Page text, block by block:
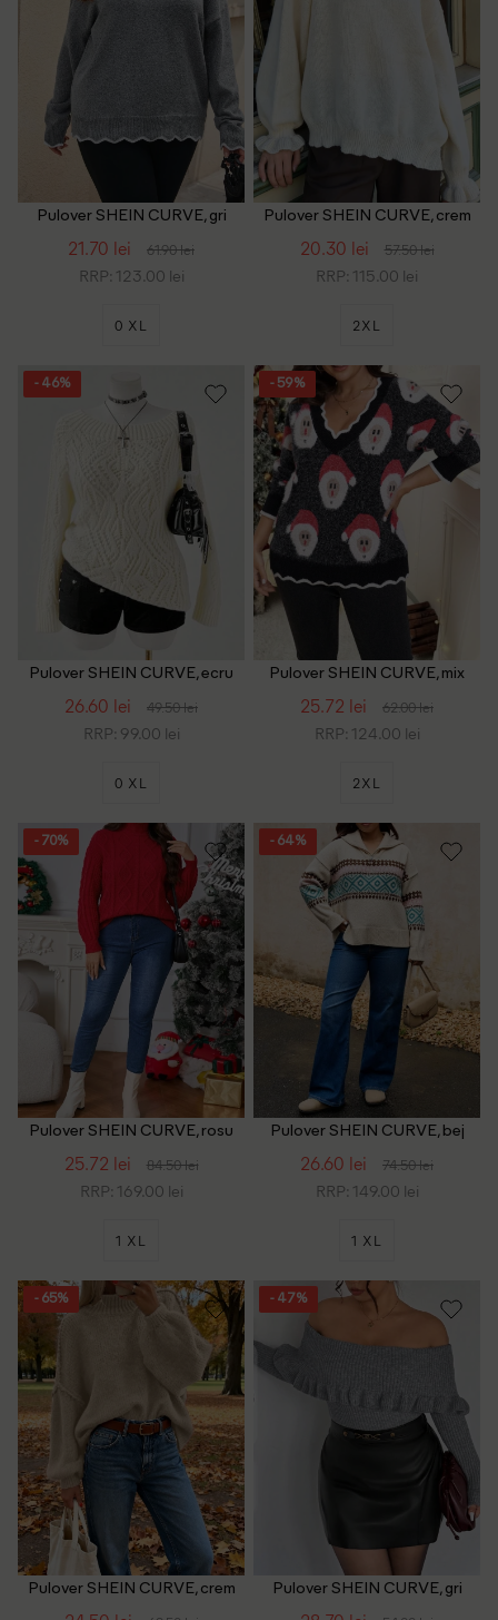
Pulover SHEIN CURVE, gri
21.70 lei 61.90 lei
RRP: 123.00 lei
0 XL
Pulover SHEIN CURVE, crem
20.30 lei 57.50 lei
RRP: 115.00 lei
2XL
- 46%
Pulover SHEIN CURVE, ecru
26.60 lei 49.50 lei
RRP: 99.00 lei
0 XL
- 59%
Pulover SHEIN CURVE, mix
25.72 lei 62.00 lei
RRP: 124.00 lei
2XL
- 70%
Pulover SHEIN CURVE, rosu
25.72 lei 84.50 lei
RRP: 169.00 lei
1 XL
- 64%
Pulover SHEIN CURVE, bej
26.60 lei 74.50 lei
RRP: 149.00 lei
1 XL
- 65%
Pulover SHEIN CURVE, crem
- 47%
Pulover SHEIN CURVE, gri